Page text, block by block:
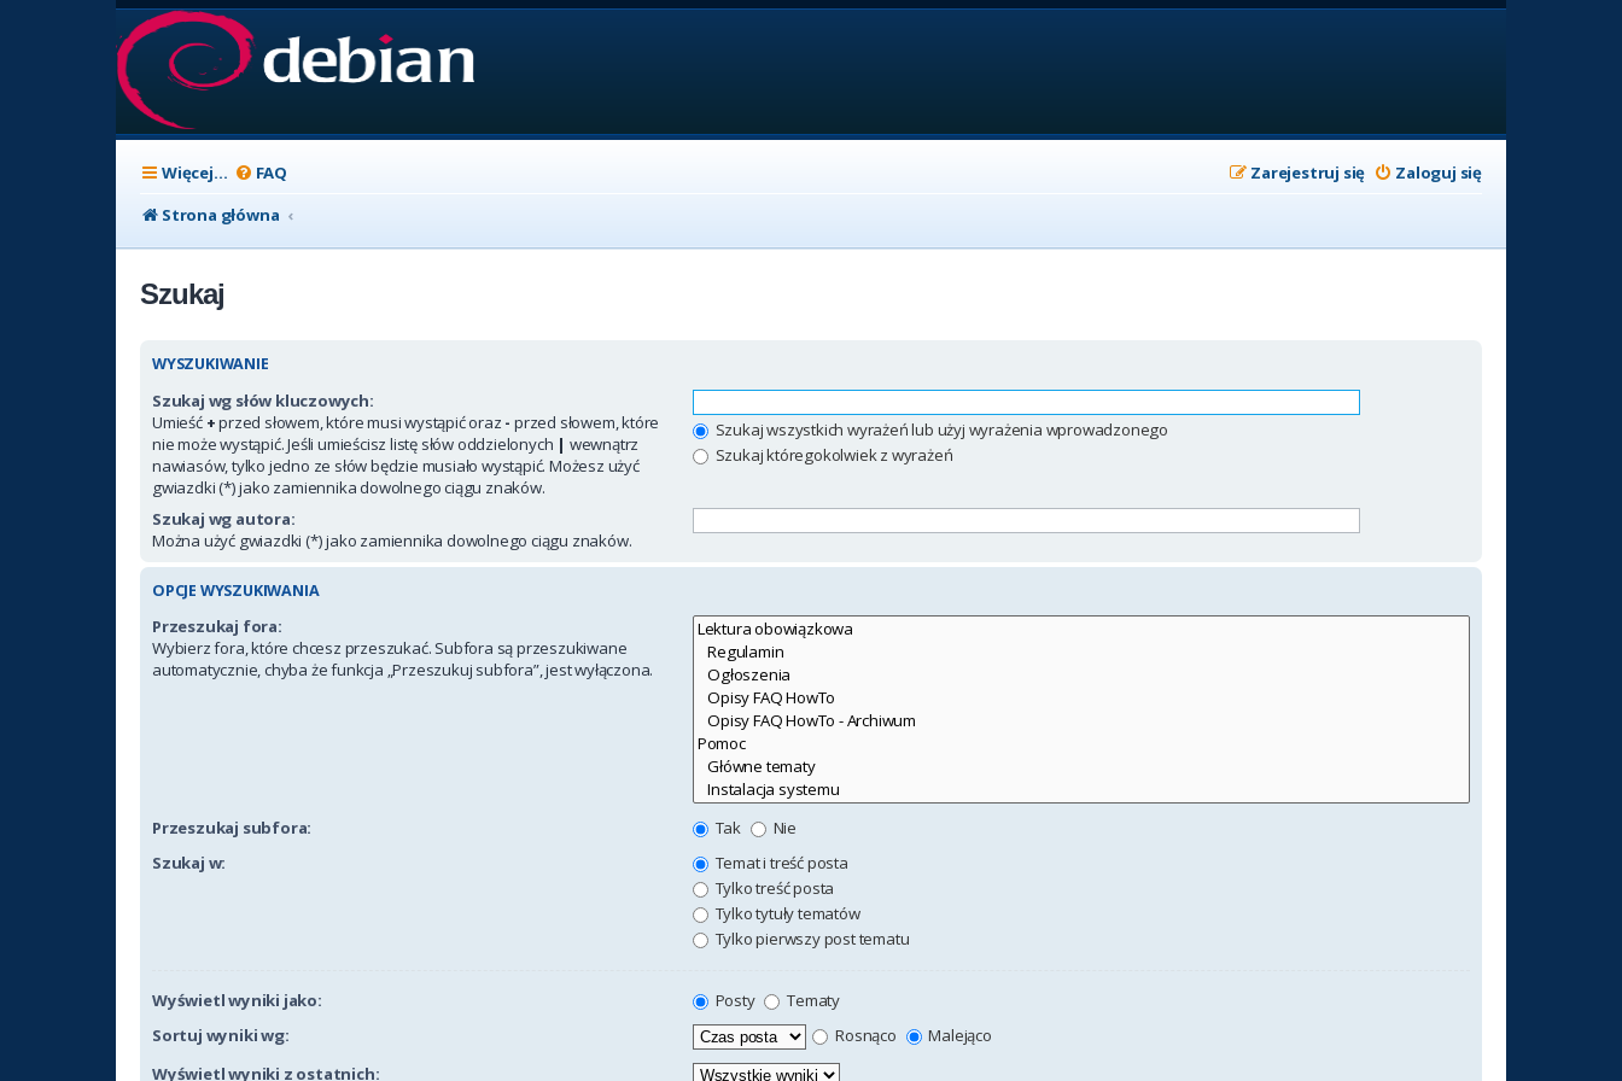
Więcej… FAQ Zaloguj się
Zarejestruj się
Strona główna
Szukaj
WYSZUKIWANIE
Szukaj wg słów kluczowych:
Umieść +przed słowem, które musi wystąpić oraz - przed słowem, które
nie może wystąpić. Jeśli umieścisz listę słów oddzielonych | wewnątrz
nawiasów, tylko jedno ze słów będzie musiało wystąpić. Możesz użyć
gwiazdki (*) jako zamiennika dowolnego ciągu znaków.
Szukaj wszystkich wyrażeń lub użyj wyrażenia wprowadzonego
Szukaj któregokolwiek z wyrażeń
Szukaj wg autora:
Można użyć gwiazdki (*) jako zamiennika dowolnego ciągu znaków.
OPCJE WYSZUKIWANIA
Przeszukaj fora:
Wybierz fora, które chcesz przeszukać. Subfora są przeszukiwane
automatycznie, chyba że funkcja „Przeszukuj subfora”, jest wyłączona.
Przeszukaj subfora: Tak
Nie
Szukaj w:
Temat i treść posta
Tylko treść posta
Tylko tytuły tematów
Tylko pierwszy post tematu
Wyświetl wyniki jako: Posty
Tematy
Sortuj wyniki wg:
Rosnąco
Malejąco
Wyświetl wyniki z ostatnich: